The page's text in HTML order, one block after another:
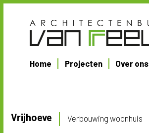
Home Projecten Over ons
Vrijhoeve Verbouwing woonhuis